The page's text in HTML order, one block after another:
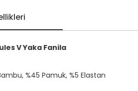
V Yaka Fanila
%45 Pamuk, %5 Elastan